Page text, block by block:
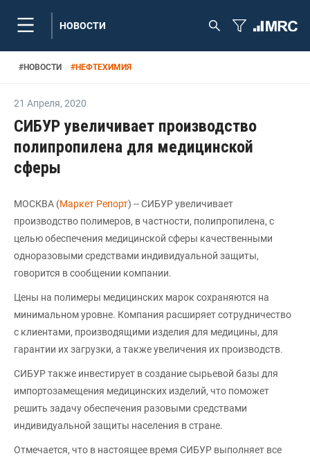
НОВОСТИ
#НОВОСТИ #НЕФТЕХИМИЯ
21 Апреля, 2020
СИБУР увеличивает производство
полипропилена для медицинской
сферы
МОСКВА (Маркет Репорт) -- СИБУР увеличивает
производство полимеров, в частности, полипропилена, с
целью обеспечения медицинской сферы качественными
одноразовыми средствами индивидуальной защиты,
говорится в сообщении компании.
Цены на полимеры медицинских марок сохраняются на
минимальном уровне. Компания расширяет сотрудничество
с клиентами, производящими изделия для медицины, для
гарантии их загрузки, а также увеличения их производств.
СИБУР также инвестирует в создание сырьевой базы для
импортозамещения медицинских изделий, что поможет
решить задачу обеспечения разовыми средствами
индивидуальной защиты населения в стране.
Отмечается, что в настоящее время СИБУР выполняет все